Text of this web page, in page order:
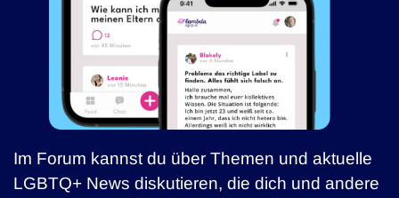
Im Forum kannst du über Themen und aktuelle
LGBTQ+ News diskutieren, die dich und andere